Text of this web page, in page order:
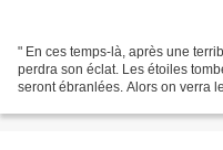
" En ces temps-là, après une
perdra son éclat. Les étoiles
seront ébranlées. Alors on verra